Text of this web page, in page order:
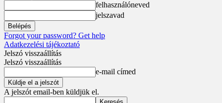
felhasználóneved
jelszavad
Forgot your password? Get help
Adatkezelési tájékoztató
Jelszó visszaállítás
Jelszó visszaállítás
e-mail címed
A jelszót email-ben küldjük el.